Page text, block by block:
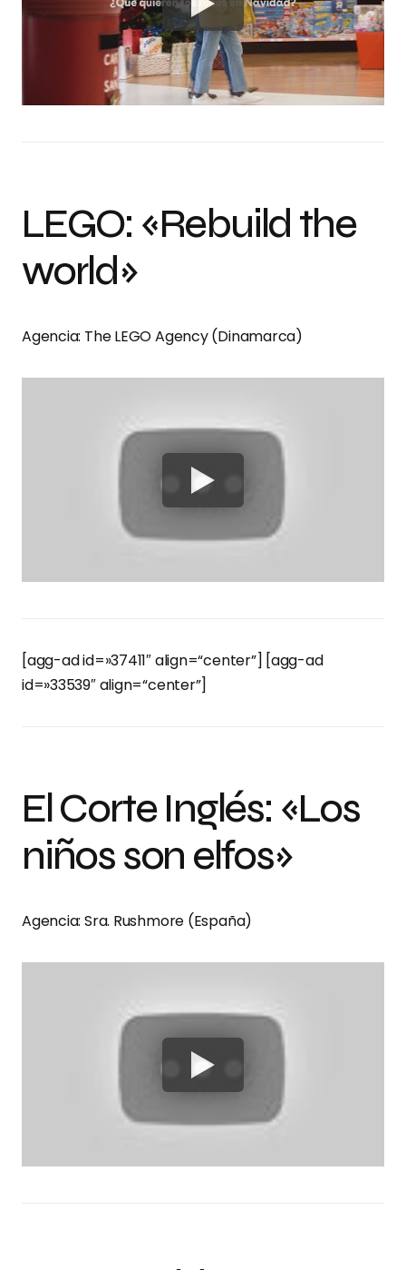
LEGO: «Rebuild the
world»
Agencia: The LEGO Agency (Dinamarca)
[agg-ad id=»37411″ align=“center”] [agg-ad
id=»33539″ align=“center”]
El Corte Inglés: «Los
niños son elfos»
Agencia: Sra. Rushmore (España)